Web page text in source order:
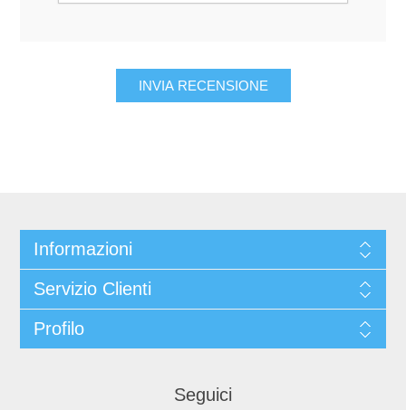
Informazioni
Servizio Clienti
Profilo
Seguici